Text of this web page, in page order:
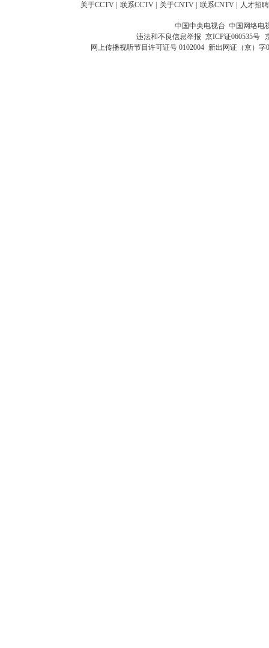
关于CCTV 联系CCTV 关于CNTV 联系CNTV 人才招聘
中国中央电视台 中国网络电
违法和不良信息举报 京ICP证060535号
网上传播视听节目许可证号 0102004 新出网证（京）